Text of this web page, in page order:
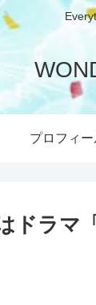
プロフィー
ドラマ